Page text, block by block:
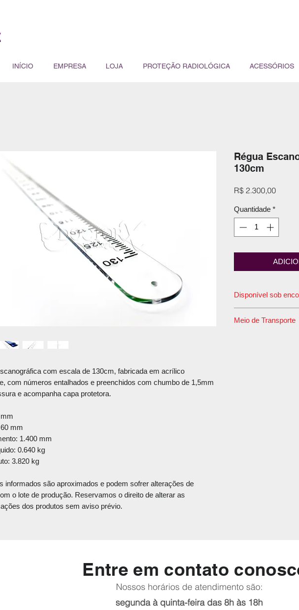
INÍCIO EMPRESA LOJA PROTEÇÃO RADIOLÓGICA ACESSÓRIOS
com escala de 130cm, fabricada em acrílico
com números entalhados e preenchidos com chumbo de 1,5mm
e acompanha capa protetora.
mm
1.400 mm
0.640 kg
3.820 kg
informados são aproximados e podem sofrer alterações de
o lote de produção. Reservamos o direito de alterar as
dos produtos sem aviso prévio.
Régua
130cm
R$ 2.300,00Preço
Quantidade *
Disponível sob
Meio de Transporte
Entre em contato
Nossos horários de atendimento são:
segunda à quinta-feira das 8h às 18h